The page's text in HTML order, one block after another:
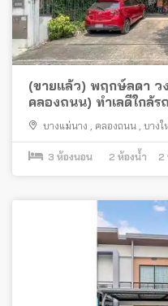
(ขายแล้ว) พฤกษ์ลดา ว
คลองถนน) ทำเลดีใกล้ร
บางแม่นาง , คลองถนน , บาง
3 ห้องนอน 2 ห้องน้ำ 2